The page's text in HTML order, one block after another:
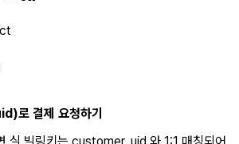
로 결제 요청하기